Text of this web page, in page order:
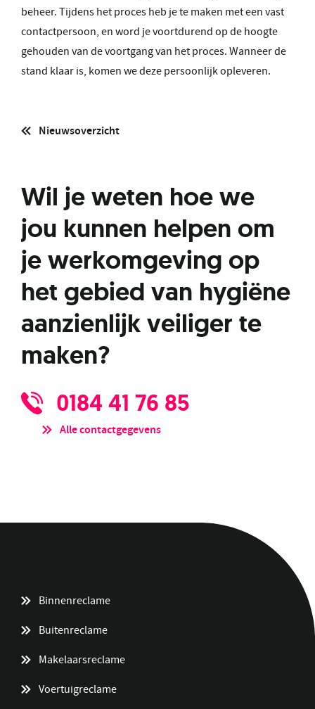
beheer. Tijdens het proces heb je te maken met een vast
contactpersoon, en word je voortdurend op de hoogte
gehouden van de voortgang van het proces. Wanneer de
stand klaar is, komen we deze persoonlijk opleveren.
Nieuwsoverzicht
Wil je weten hoe we
jou kunnen helpen om
je werkomgeving op
het gebied van hygiëne
aanzienlijk veiliger te
maken?
0184 41 76 85
Alle contactgegevens
Binnenreclame
Buitenreclame
Makelaarsreclame
Voertuigreclame